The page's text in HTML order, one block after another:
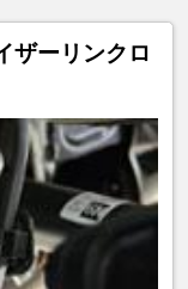
ザーリンクロ